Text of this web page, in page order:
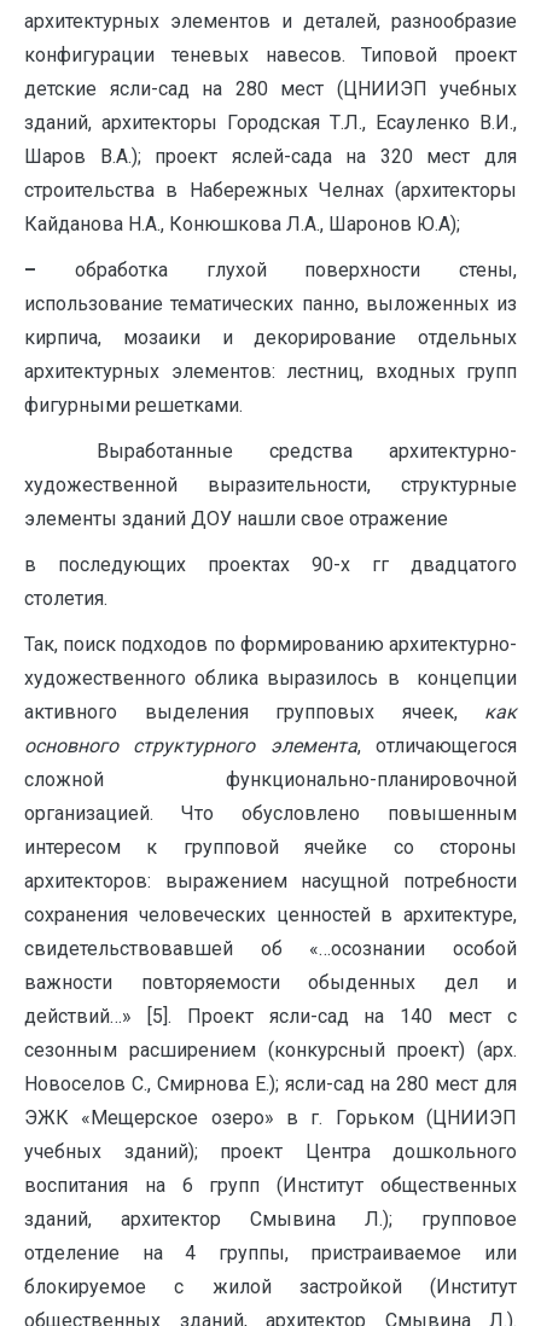
архитектурных элементов и деталей, разнообразие
конфигурации теневых навесов. Типовой проект
детские ясли-сад на 280 мест (ЦНИИЭП учебных
зданий, архитекторы Городская Т.Л., Есауленко В.И.,
Шаров В.А.); проект яслей-сада на 320 мест для
строительства в Набережных Челнах (архитекторы
Кайданова Н.А., Конюшкова Л.А., Шаронов Ю.А);
– обработка глухой поверхности стены,
использование тематических панно, выложенных из
кирпича, мозаики и декорирование отдельных
архитектурных элементов: лестниц, входных групп
фигурными решетками.
Выработанные средства архитектурно-
художественной выразительности, структурные
элементы зданий ДОУ нашли свое отражение
в последующих проектах 90-х гг двадцатого
столетия.
Так, поиск подходов по формированию архитектурно-
художественного облика выразилось в концепции
активного выделения групповых ячеек, как
основного структурного элемента, отличающегося
сложной функционально-планировочной
организацией. Что обусловлено повышенным
интересом к групповой ячейке со стороны
архитекторов: выражением насущной потребности
сохранения человеческих ценностей в архитектуре,
свидетельствовавшей об «…осознании особой
важности повторяемости обыденных дел и
действий…» [5]. Проект ясли-сад на 140 мест с
сезонным расширением (конкурсный проект) (арх.
Новоселов С., Смирнова Е.); ясли-сад на 280 мест для
ЭЖК «Мещерское озеро» в г. Горьком (ЦНИИЭП
учебных зданий); проект Центра дошкольного
воспитания на 6 групп (Институт общественных
зданий, архитектор Смывина Л.); групповое
отделение на 4 группы, пристраиваемое или
блокируемое с жилой застройкой (Институт
общественных зданий, архитектор Смывина Л.).